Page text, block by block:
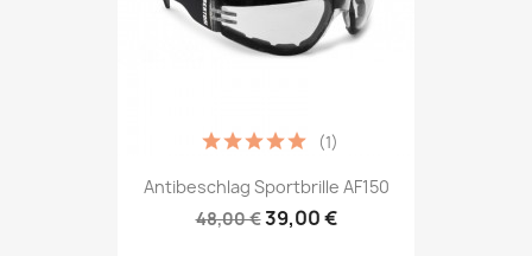
Antibeschlag Sportbrille AF150
48,00 €39,00 €
(1)